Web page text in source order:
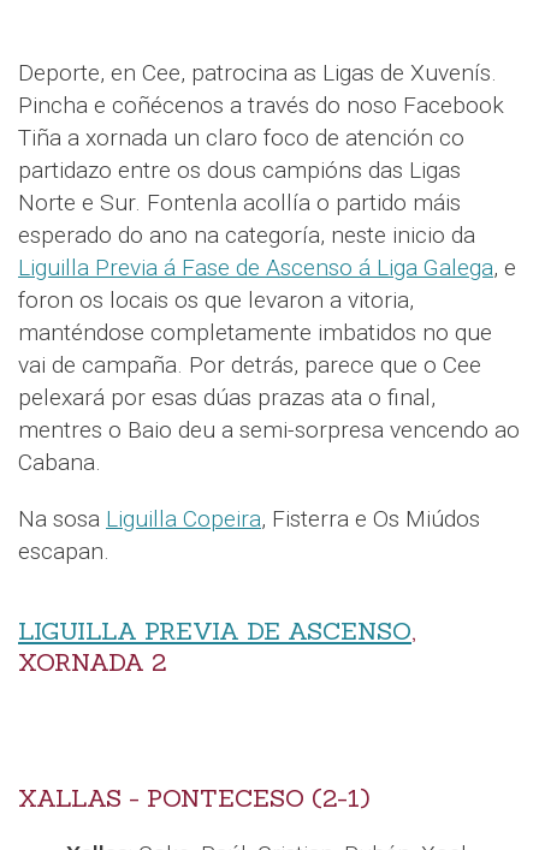
Deporte, en Cee, patrocina as Ligas de Xuvenís.
Pincha e coñécenos a través do noso Facebook
Tiña a xornada un claro foco de atención co
partidazo entre os dous campións das Ligas
Norte e Sur. Fontenla acollía o partido máis
esperado do ano na categoría, neste inicio da
Liguilla Previa á Fase de Ascenso á Liga Galega, e
foron os locais os que levaron a vitoria,
manténdose completamente imbatidos no que
vai de campaña. Por detrás, parece que o Cee
pelexará por esas dúas prazas ata o final,
mentres o Baio deu a semi-sorpresa vencendo ao
Cabana.
Na sosa Liguilla Copeira, Fisterra e Os Miúdos
escapan.
LIGUILLA PREVIA DE ASCENSO,
XORNADA 2
XALLAS - PONTECESO (2-1)